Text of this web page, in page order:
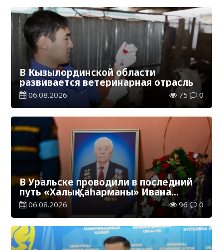
В Кызылординской области
развивается ветеринарная отрасль
06.08.2026 75 0
В Уральске проводили в последний
путь «Халық Қаһарманы» Ивана
Степановича Гапича
06.08.2026 96 0